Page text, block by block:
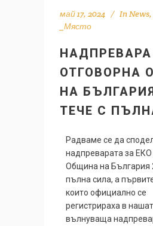
май 17, 2024 InNews,
_Място
НАДПРЕВАРА
ОТГОВОРНА
НА
ТЕЧЕ С
Радваме се да
надпреварата за
Община на България
пълна сила, а
които официално се
регистрираха в
вълнуваща